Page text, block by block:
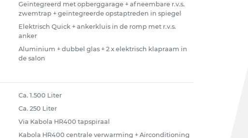
Geïntegreerd met opberggarage + afneembare r.v.s.
zwemtrap + geïntegreerde opstaptreden in spiegel
Elektrisch Quick + ankerkluis in de romp met r.v.s.
anker
Aluminium + dubbel glas + 2 x elektrisch klapraam in
de salon
Ca. 1.500 Liter
Ca. 250 Liter
Via Kabola HR400 tapspiraal
Kabola HR400 centrale verwarming + Airconditioning